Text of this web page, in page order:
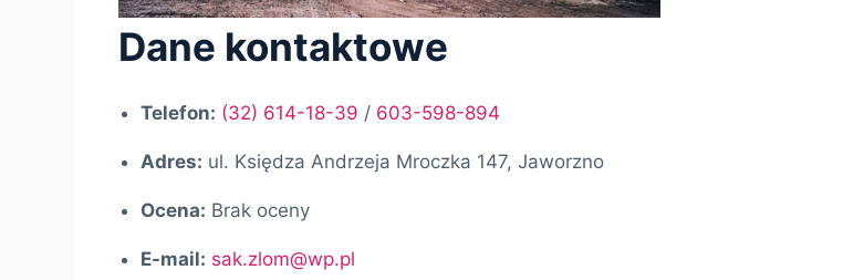
Dane kontaktowe
Telefon: (32) 614-18-39 / 603-598-894
Adres: ul. Księdza Andrzeja Mroczka 147, Jaworzno
Ocena: Brak oceny
E-mail: sak.zlom@wp.pl